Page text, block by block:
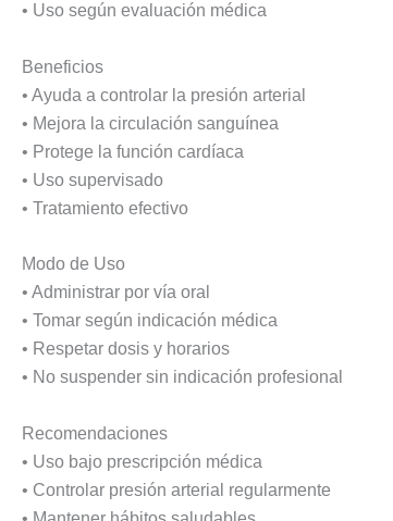
• Uso según evaluación médica
Beneficios
• Ayuda a controlar la presión arterial
• Mejora la circulación sanguínea
• Protege la función cardíaca
• Uso supervisado
• Tratamiento efectivo
Modo de Uso
• Administrar por vía oral
• Tomar según indicación médica
• Respetar dosis y horarios
• No suspender sin indicación profesional
Recomendaciones
• Uso bajo prescripción médica
• Controlar presión arterial regularmente